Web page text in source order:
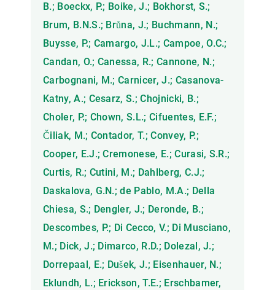
B.; Boeckx, P.; Boike, J.; Bokhorst, S.;
Brum, B.N.S.; Brůna, J.; Buchmann, N.;
Buysse, P.; Camargo, J.L.; Campoe, O.C.;
Candan, O.; Canessa, R.; Cannone, N.;
Carbognani, M.; Carnicer, J.; Casanova-
Katny, A.; Cesarz, S.; Chojnicki, B.;
Choler, P.; Chown, S.L.; Cifuentes, E.F.;
Čiliak, M.; Contador, T.; Convey, P.;
Cooper, E.J.; Cremonese, E.; Curasi, S.R.;
Curtis, R.; Cutini, M.; Dahlberg, C.J.;
Daskalova, G.N.; de Pablo, M.A.; Della
Chiesa, S.; Dengler, J.; Deronde, B.;
Descombes, P.; Di Cecco, V.; Di Musciano,
M.; Dick, J.; Dimarco, R.D.; Dolezal, J.;
Dorrepaal, E.; Dušek, J.; Eisenhauer, N.;
Eklundh, L.; Erickson, T.E.; Erschbamer,